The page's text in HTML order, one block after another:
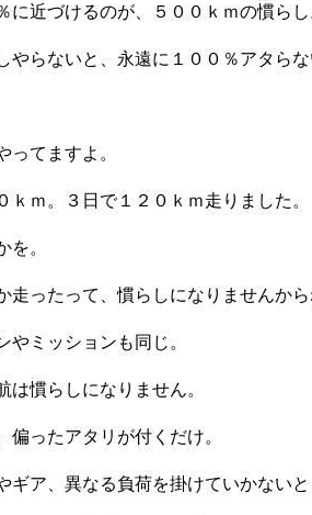
に近づけるのが、５００ｋｍの慣らし
やらないと、永遠に１００％アタらな
ってますよ。
ｋｍ。３日で１２０ｋｍ走りました。
を。
走ったって、慣らしになりませんから
やミッションも同じ。
は慣らしになりません。
偏ったアタリが付くだけ。
ギア、異なる負荷を掛けていかない